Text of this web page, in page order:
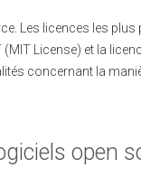
Les licences les plus
License) et la
concernant la
open